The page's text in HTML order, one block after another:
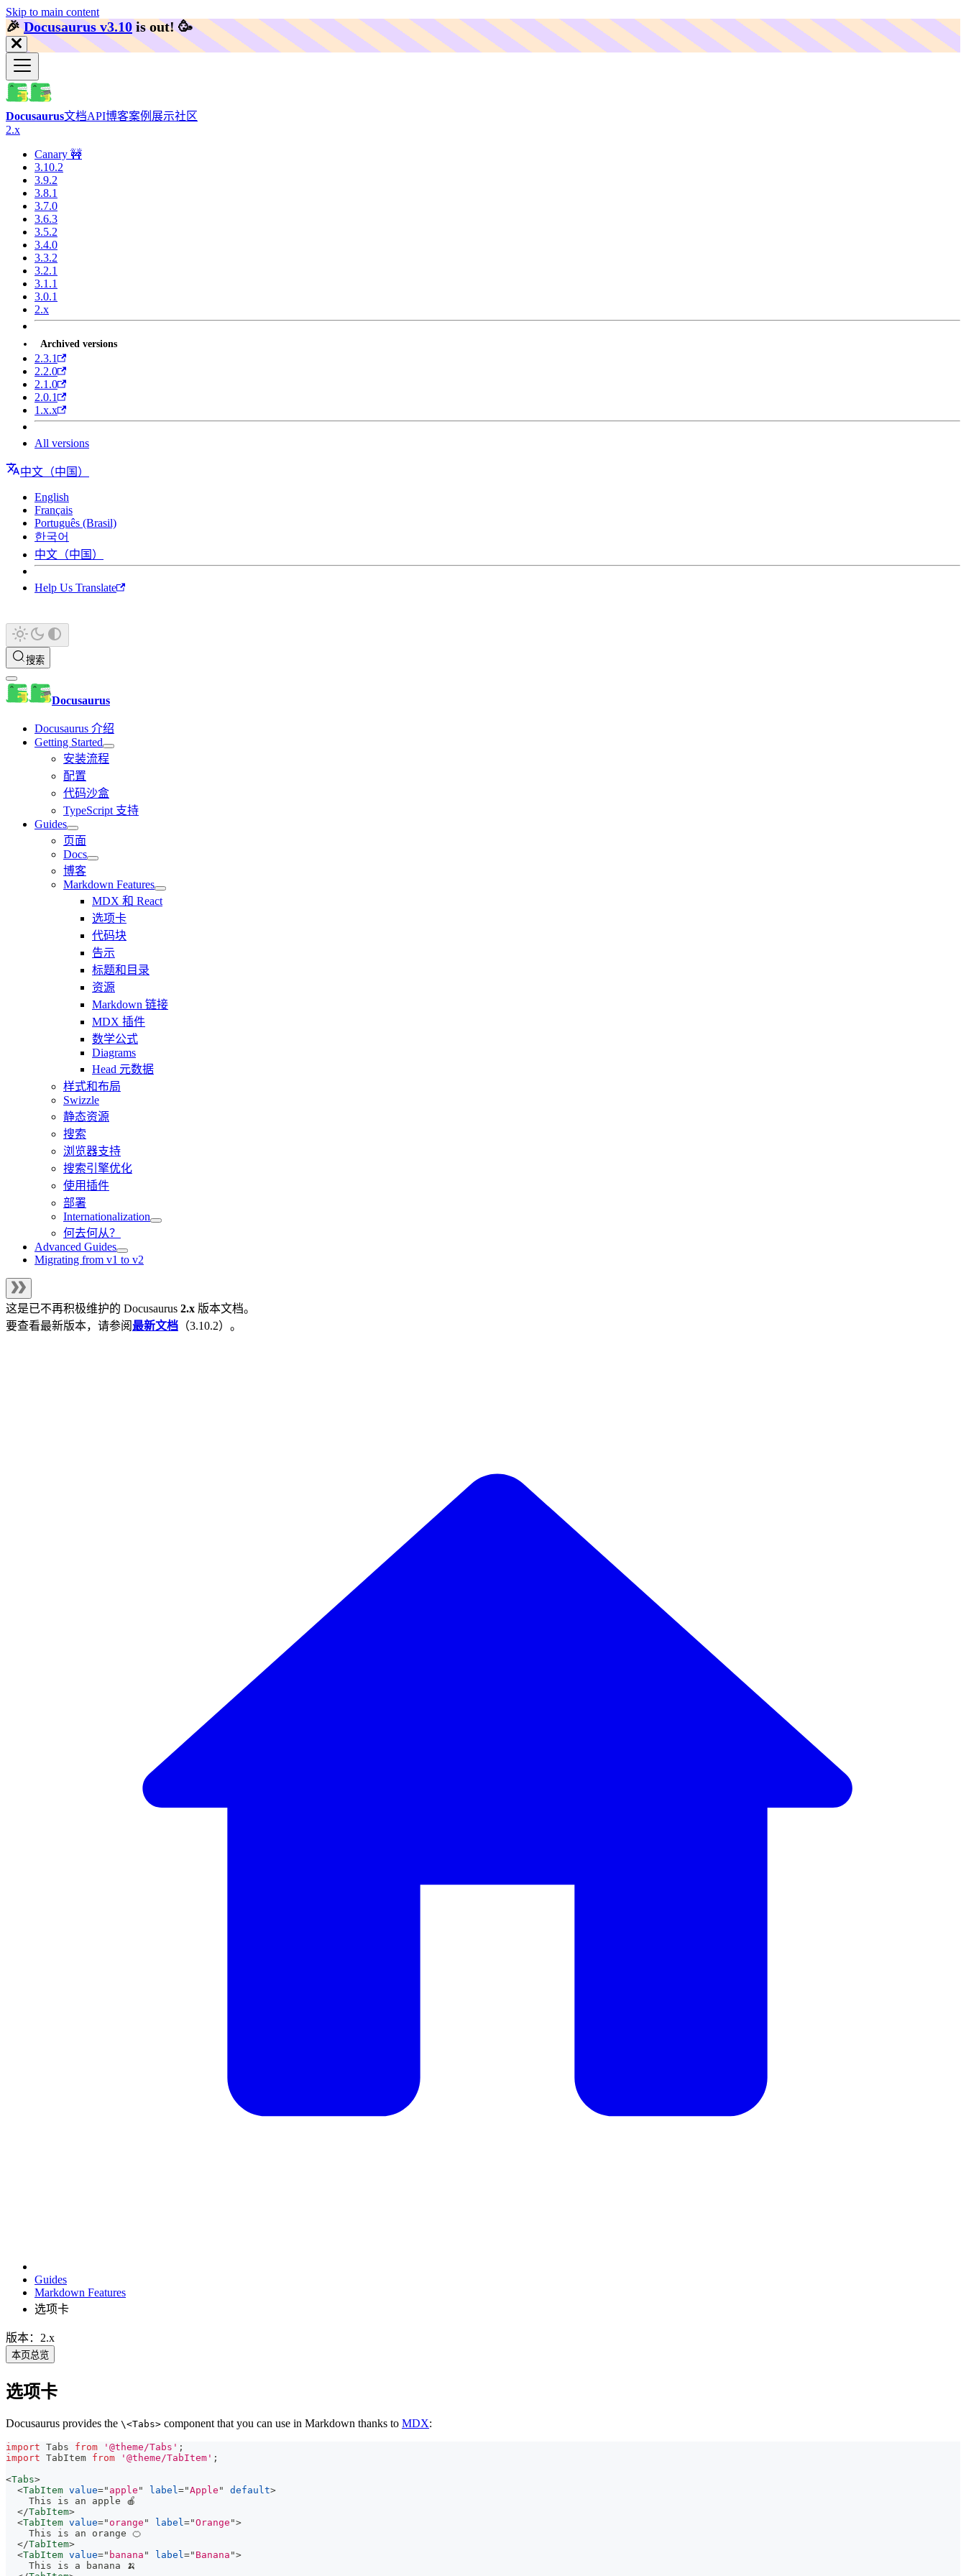
Skip to main content
🎉️Docusaurus v3.10 is out! 🥳️
Docusaurus文档API博客案例展示社区
2.x
Canary 🚧
3.10.2
3.9.2
3.8.1
3.7.0
3.6.3
3.5.2
3.4.0
3.3.2
3.2.1
3.1.1
3.0.1
2.x
Archived versions
2.3.1
2.2.0
2.1.0
2.0.1
1.x.x
All versions
中文（中国）
English
Français
Português (Brasil)
한국어
中文（中国）
Help Us Translate
搜索
Docusaurus
Docusaurus 介绍
Getting Started
安装流程
配置
代码沙盒
TypeScript 支持
Guides
页面
Docs
博客
Markdown Features
MDX 和 React
选项卡
代码块
告示
标题和目录
资源
Markdown 链接
MDX 插件
数学公式
Diagrams
Head 元数据
样式和布局
Swizzle
静态资源
搜索
浏览器支持
搜索引擎优化
使用插件
部署
Internationalization
何去何从？
Advanced Guides
Migrating from v1 to v2
这是已不再积极维护的 Docusaurus 2.x 版本文档。
要查看最新版本，请参阅最新文档 （3.10.2）。
Guides
Markdown Features
选项卡
版本：2.x
本页总览
选项卡
Docusaurus provides the \<Tabs> component that you can use in Markdown thanks to MDX:
import Tabs from '@theme/Tabs' ;
import TabItem from '@theme/TabItem' ;
<Tabs>
<TabItem value=" apple " label ="Apple " default>
    This is an apple 🍎
</TabItem>
<TabItem value=" orange " label ="Orange ">
    This is an orange 🍊
</TabItem>
<TabItem value=" banana " label =" Banana ">
    This is a banana 🍌